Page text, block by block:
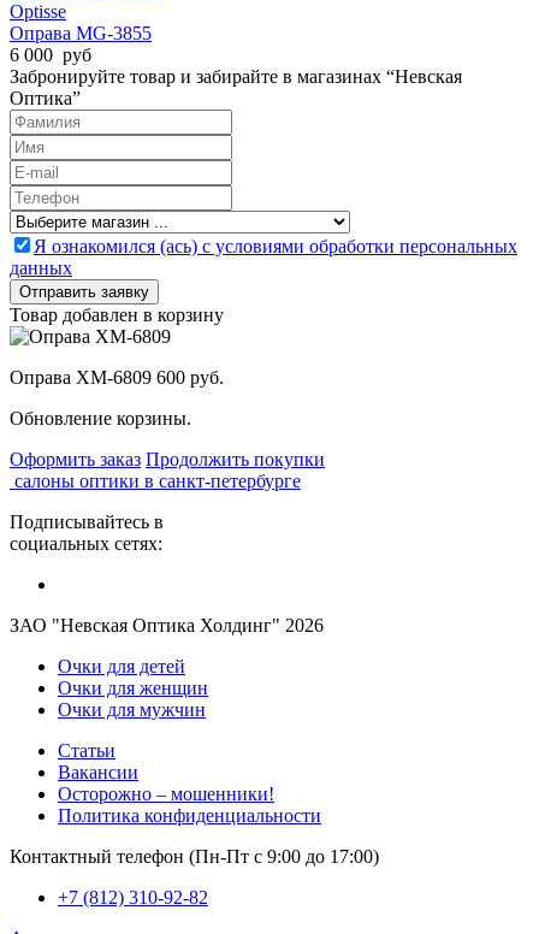
Optisse
Оправа MG-3855
6 000 руб
Забронируйте товар и забирайте в магазинах “Невская
Оптика”
Я ознакомился (ась) с условиями обработки персональных
данных
Товар добавлен в корзину
Оправа XM-6809 600 руб.
Обновление корзины.
Оформить заказ Продолжить покупки
салоны оптики в санкт-петербурге
Подписывайтесь в
социальных сетях:
ЗАО "Невская Оптика Холдинг" 2026
Очки для детей
Очки для женщин
Очки для мужчин
Статьи
Вакансии
Осторожно – мошенники!
Политика конфиденциальности
Контактный телефон (Пн-Пт с 9:00 до 17:00)
+7 (812) 310-92-82